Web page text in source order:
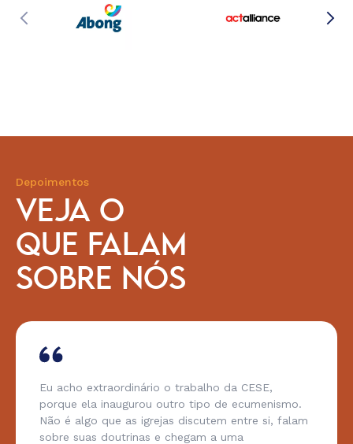
Depoimentos
VEJA O
QUE FALAM
SOBRE NÓS
Eu acho extraordinário o trabalho da CESE,
porque ela inaugurou outro tipo de ecumenismo.
Não é algo que as igrejas discutem entre si, falam
sobre suas doutrinas e chegam a uma